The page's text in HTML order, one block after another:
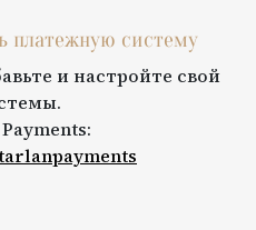
платежную систему
и настройте свой
: